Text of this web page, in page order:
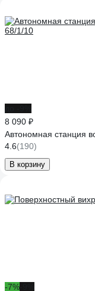
8 090 ₽
Автономная станция
4.6(190)
В корзину
-7%